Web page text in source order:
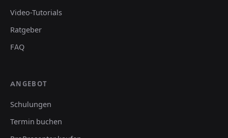
Video-Tutorials
Ratgeber
FAQ
ANGEBOT
Schulungen
Termin buchen